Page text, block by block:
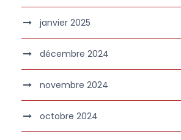
janvier 2025
décembre 2024
novembre 2024
octobre 2024